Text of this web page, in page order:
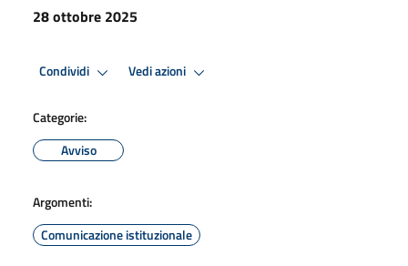
28 ottobre 2025
Condividi Vedi azioni
Categorie:
Avviso
Argomenti:
Comunicazione istituzionale